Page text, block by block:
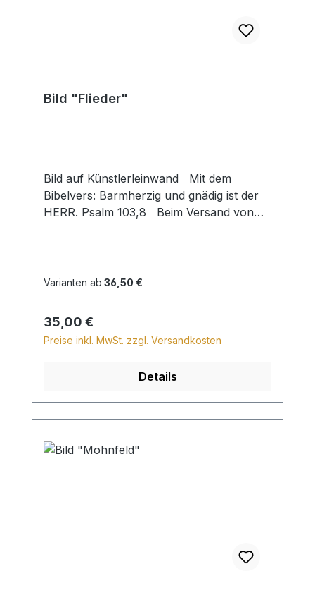
Bild "Flieder"
Bild auf Künstlerleinwand Mit dem
Bibelvers: Barmherzig und gnädig ist der
HERR. Psalm 103,8 Beim Versand von
Sperrgut in Höhe von 28,99€ berechnet.
Sperrgutzuschlag 30€. Bei diesem Bild ist
kein Wunschtext möglich!
Varianten ab 36,50 €
Regulärer Preis:
35,00 €
Preise inkl. MwSt. zzgl. Versandkosten
Details